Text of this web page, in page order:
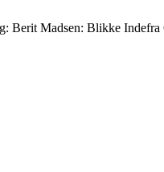
Berit Madsen: Blikke